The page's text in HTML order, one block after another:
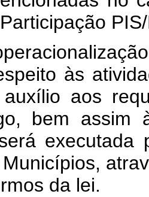
às
auxílio aos
bem assim
executada
da lei.